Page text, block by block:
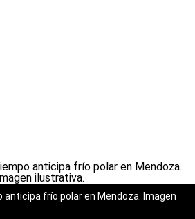
anticipa frío polar en Mendoza. Imagen